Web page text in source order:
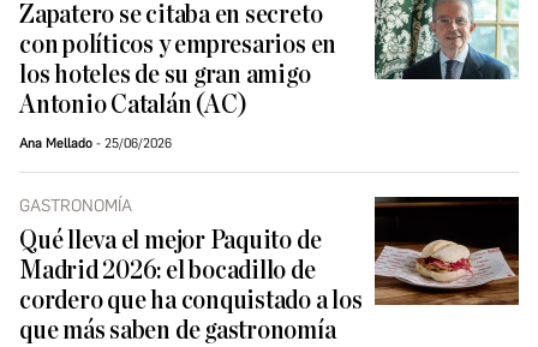
Zapatero se citaba en secreto
con políticos y empresarios en
los hoteles de su gran amigo
Antonio Catalán (AC)
Ana Mellado 25/06/2026
GASTRONOMÍA
Qué lleva el mejor Paquito de
Madrid 2026: el bocadillo de
cordero que ha conquistado a los
que más saben de gastronomía